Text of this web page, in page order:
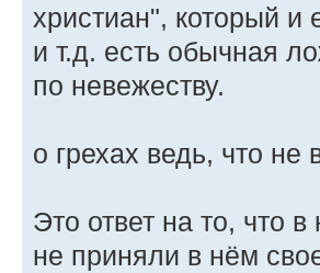
христиан", который
и т.д. есть обычная
по невежеству.
о грехах ведь, что не
Это ответ на то, что
не приняли в нём